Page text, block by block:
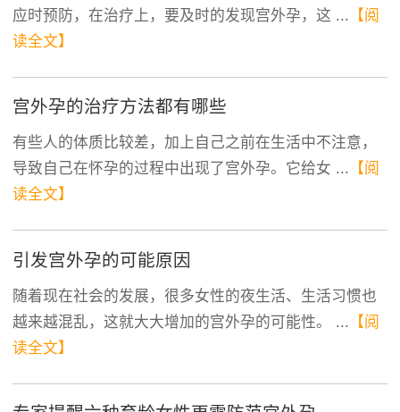
应时预防，在治疗上，要及时的发现宫外孕，这 ... 【阅
读全文】
宫外孕的治疗方法都有哪些
有些人的体质比较差，加上自己之前在生活中不注意，
导致自己在怀孕的过程中出现了宫外孕。它给女 ... 【阅
读全文】
引发宫外孕的可能原因
随着现在社会的发展，很多女性的夜生活、生活习惯也
越来越混乱，这就大大增加的宫外孕的可能性。 ... 【阅
读全文】